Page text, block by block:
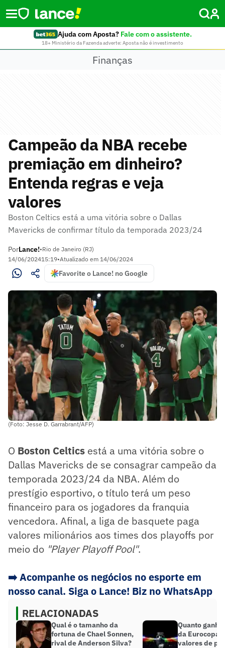
Ajuda com Aposta? Fale com o assistente.
18+ Ministério da Fazenda adverte: Aposta não é investimento
Finanças
Campeão da NBA recebe
premiação em dinheiro?
Entenda regras e veja
valores
Boston Celtics está a uma vitória sobre o Dallas
Mavericks de confirmar título da temporada 2023/24
PorLance!•Rio de Janeiro (RJ)
14/06/202415:19•Atualizado em 14/06/2024
Favorite o Lance! no Google
(Foto: Jesse D. Garrabrant/AFP)
O Boston Celtics está a uma vitória sobre o
Dallas Mavericks de se consagrar campeão da
temporada 2023/24 da NBA. Além do
prestígio esportivo, o título terá um peso
financeiro para os jogadores da franquia
vencedora. Afinal, a liga de basquete paga
valores milionários aos times dos playoffs por
meio do "Player Playoff Pool".
➡️Acompanhe os negócios no esporte em
nosso canal. Siga o Lance! Biz no WhatsApp
RELACIONADAS
Qual é o tamanho da
fortuna de Chael Sonnen,
rival de Anderson Silva?
Quanto
da Eurocopa?
valores de